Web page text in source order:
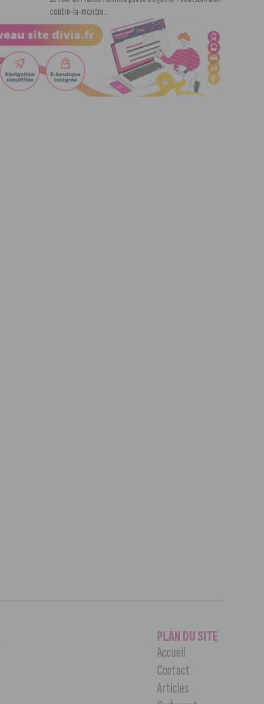
contre-la-montre...
PLAN DU SITE
Accueil
Contact
Articles